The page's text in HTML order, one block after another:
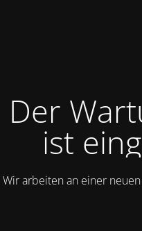
Der
ist
Wir arbeiten an einer